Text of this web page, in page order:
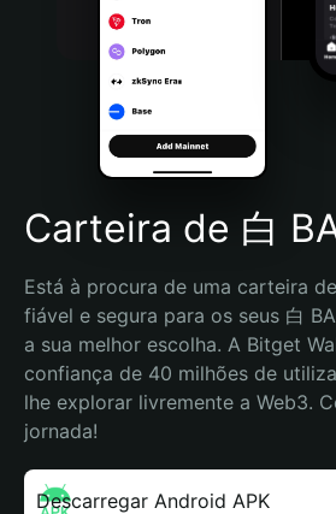
Português (Brasil)
Español (Argentina)
Carteira de 白
Está à procura de uma carteira
fiável e segura para os seus 白
a sua melhor escolha. A Bitget
confiança de 40 milhões de
lhe explorar livremente a Web3.
jornada!
Descarregar Android APK